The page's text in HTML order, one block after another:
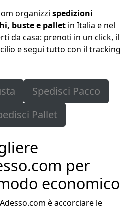
organizzi spedizioni
buste e pallet in Italia e nel
da casa: prenoti in un click, il
e segui tutto con il tracking
Spedisci Pacco
Pallet
per
economico
è accorciare le